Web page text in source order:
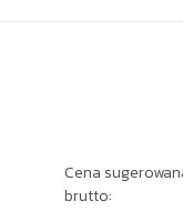
Cena
brutto: